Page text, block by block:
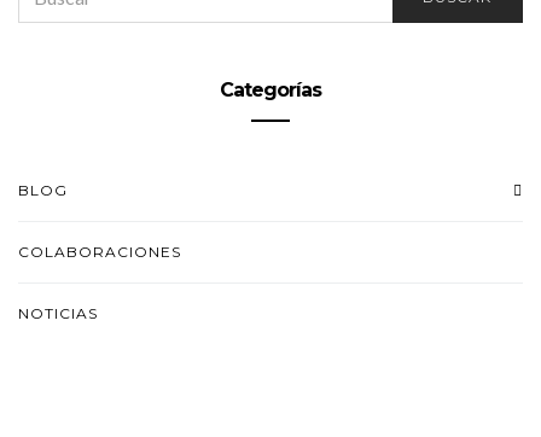
Categorías
BLOG
COLABORACIONES
NOTICIAS